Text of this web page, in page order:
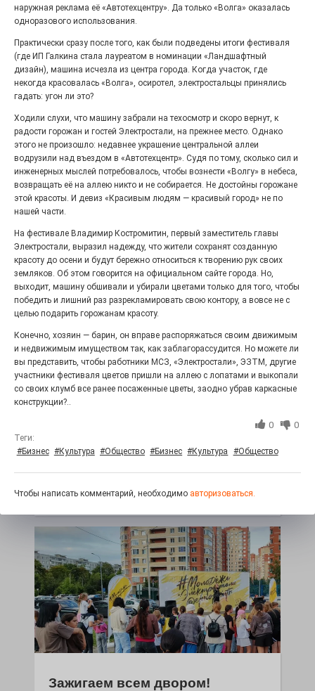
«С ними дядька Черномор»
Юбилейным курсом
Гордость за ордена! Заводская улица Горького
меняет облик.
25.07.2026 0
«Беги, как будто её муж вернулся!» Такого в
Вернее, теперь было!
Зажигаем всем двором!
наружная реклама её «Автотехцентру». Да только «Волга» оказалась
одноразового использования.
Практически сразу после того, как были подведены итоги фестиваля
(где ИП Галкина стала лауреатом в номинации «Ландшафтный
дизайн), машина исчезла из центра города. Когда участок, где
некогда красовалась «Волга», осиротел, электростальцы принялись
гадать: угон ли это?
Ходили слухи, что машину забрали на техосмотр и скоро вернут, к
радости горожан и гостей Электростали, на прежнее место. Однако
этого не произошло: недавнее украшение центральной аллеи
водрузили над въездом в «Автотехцентр». Судя по тому, сколько сил и
инженерных мыслей потребовалось, чтобы вознести «Волгу» в небеса,
возвращать её на аллею никто и не собирается. Не достойны горожане
этой красоты. И девиз «Красивым людям — красивый город» не по
нашей части.
На фестивале Владимир Костромитин, первый заместитель главы
Электростали, выразил надежду, что жители сохранят созданную
красоту до осени и будут бережно относиться к творению рук своих
земляков. Об этом говорится на официальном сайте города. Но,
выходит, машину обшивали и убирали цветами только для того, чтобы
победить и лишний раз разрекламировать свою контору, а вовсе не с
целью подарить горожанам красоту.
Конечно, хозяин — барин, он вправе распоряжаться своим движимым
и недвижимым имуществом так, как заблагорассудится. Но можете ли
вы представить, чтобы работники МСЗ, «Электростали», ЭЗТМ, другие
участники фестиваля цветов пришли на аллею с лопатами и выкопали
со своих клумб все ранее посаженные цветы, заодно убрав каркасные
конструкции?..
0 0
Теги:
#Бизнес #Культура #Общество #Бизнес #Культура #Общество
Чтобы написать комментарий, необходимо авторизоваться.